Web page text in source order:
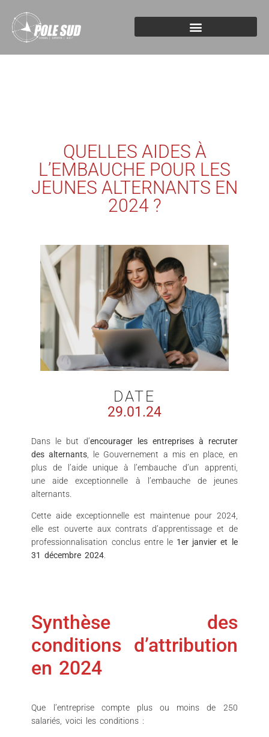
QUELLES AIDES À
L’EMBAUCHE POUR LES
JEUNES ALTERNANTS EN
2024 ?
DATE
29.01.24
Dans le but d’encourager les entreprises à recruter
des alternants , le Gouvernement a mis en place, en
plus de l’aide unique à l’embauche d’un apprenti,
une aide exceptionnelle à l’embauche de jeunes
alternants.
Cette aide exceptionnelle est maintenue pour 2024,
elle est ouverte aux contrats d’apprentissage et de
professionnalisation conclus entre le 1er janvier et le
31 décembre 2024
Synthèse des
conditions d’attribution
en 2024
Que l’entreprise compte plus ou moins de 250
salariés, voici les conditions :